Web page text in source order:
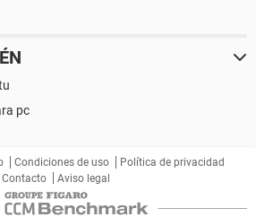
pc
Condiciones de uso
Política de privacidad
Contacto
Aviso legal